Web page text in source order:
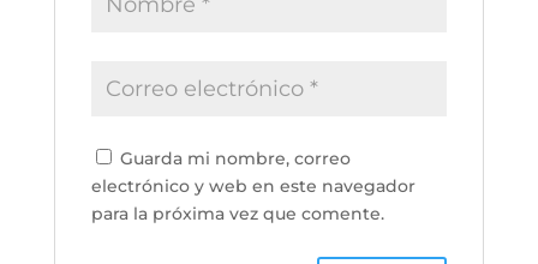
Guarda mi nombre, correo
electrónico y web en este navegador
para la próxima vez que comente.